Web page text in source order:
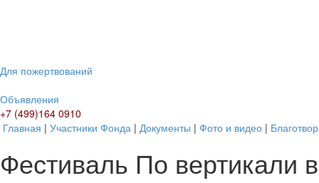
Для пожертвований
Объявления
+7 (499)164 0910
Главная | Участники Фонда | Документы | Фото и видео |
Фестиваль По вертикали